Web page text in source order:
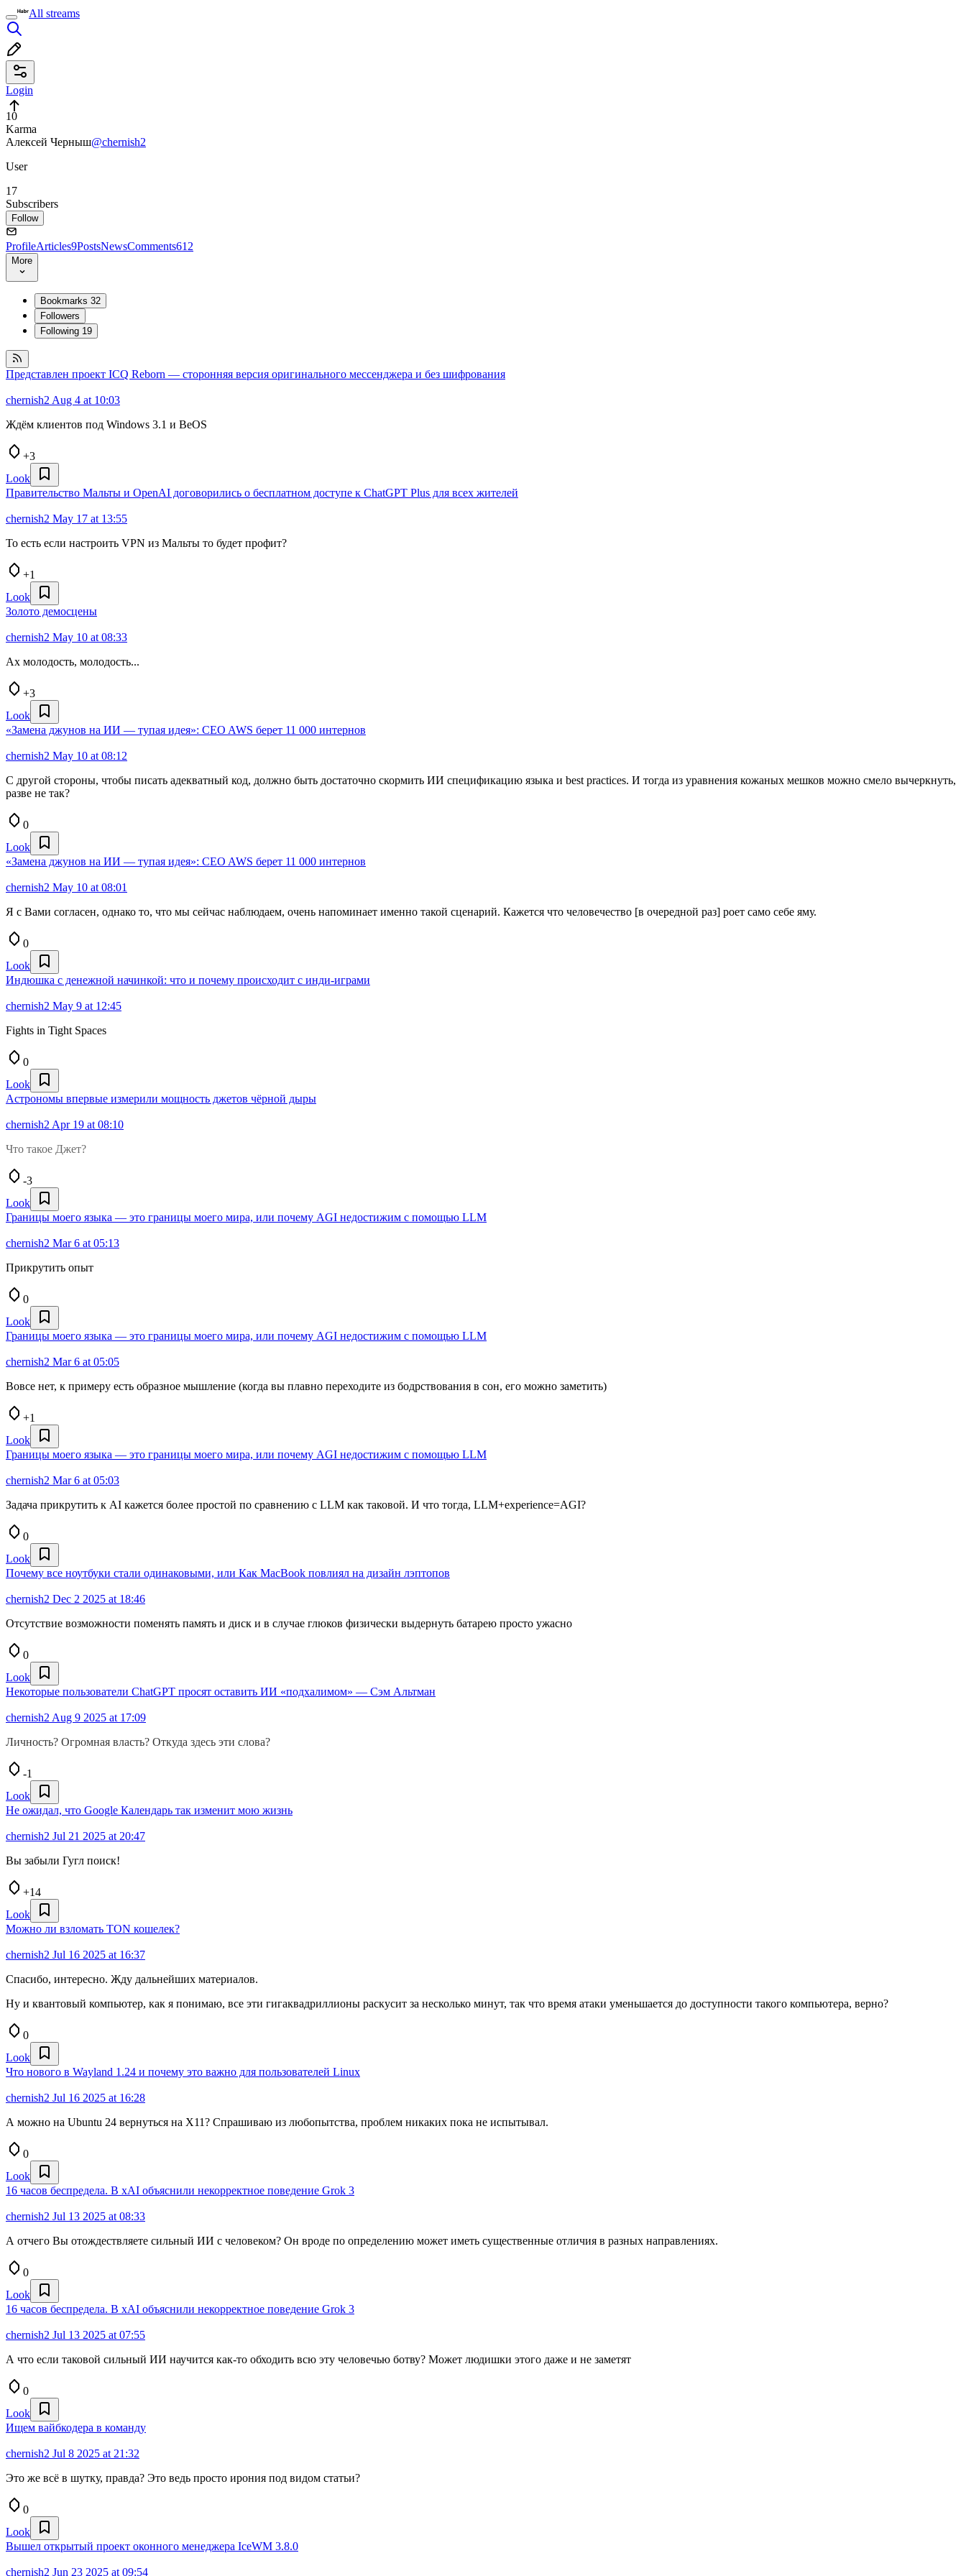
All streams
Login
10
Karma
Алексей Черныш@chernish2
User
17
Subscribers
Follow
ProfileArticles9PostsNewsComments612
More
Bookmarks 32
Followers
Following 19
Представлен проект ICQ Reborn — сторонняя версия оригинального мессенджера и без шифрования
chernish2 Aug 4 at 10:03
Ждём клиентов под Windows 3.1 и BeOS
+3
Look
Правительство Мальты и OpenAI договорились о бесплатном доступе к ChatGPT Plus для всех жителей
chernish2 May 17 at 13:55
То есть если настроить VPN из Мальты то будет профит?
+1
Look
Золото демосцены
chernish2 May 10 at 08:33
Ах молодость, молодость...
+3
Look
«Замена джунов на ИИ — тупая идея»: CEO AWS берет 11 000 интернов
chernish2 May 10 at 08:12
С другой стороны, чтобы писать адекватный код, должно быть достаточно скормить ИИ спецификацию языка и best practices. И тогда из уравнения кожаных мешков можно смело вычеркнуть,
разве не так?
0
Look
«Замена джунов на ИИ — тупая идея»: CEO AWS берет 11 000 интернов
chernish2 May 10 at 08:01
Я с Вами согласен, однако то, что мы сейчас наблюдаем, очень напоминает именно такой сценарий. Кажется что человечество [в очередной раз] роет само себе яму.
0
Look
Индюшка с денежной начинкой: что и почему происходит с инди-играми
chernish2 May 9 at 12:45
Fights in Tight Spaces
0
Look
Астрономы впервые измерили мощность джетов чёрной дыры
chernish2 Apr 19 at 08:10
Что такое Джет?
-3
Look
Границы моего языка — это границы моего мира, или почему AGI недостижим с помощью LLM
chernish2 Mar 6 at 05:13
Прикрутить опыт
0
Look
Границы моего языка — это границы моего мира, или почему AGI недостижим с помощью LLM
chernish2 Mar 6 at 05:05
Вовсе нет, к примеру есть образное мышление (когда вы плавно переходите из бодрствования в сон, его можно заметить)
+1
Look
Границы моего языка — это границы моего мира, или почему AGI недостижим с помощью LLM
chernish2 Mar 6 at 05:03
Задача прикрутить к AI кажется более простой по сравнению с LLM как таковой. И что тогда, LLM+experience=AGI?
0
Look
Почему все ноутбуки стали одинаковыми, или Как MacBook повлиял на дизайн лэптопов
chernish2 Dec 2 2025 at 18:46
Отсутствие возможности поменять память и диск и в случае глюков физически выдернуть батарею просто ужасно
0
Look
Некоторые пользователи ChatGPT просят оставить ИИ «подхалимом» — Сэм Альтман
chernish2 Aug 9 2025 at 17:09
Личность? Огромная власть? Откуда здесь эти слова?
-1
Look
Не ожидал, что Google Календарь так изменит мою жизнь
chernish2 Jul 21 2025 at 20:47
Вы забыли Гугл поиск!
+14
Look
Можно ли взломать TON кошелек?
chernish2 Jul 16 2025 at 16:37
Спасибо, интересно. Жду дальнейших материалов.
Ну и квантовый компьютер, как я понимаю, все эти гигаквадриллионы раскусит за несколько минут, так что время атаки уменьшается до доступности такого компьютера, верно?
0
Look
Что нового в Wayland 1.24 и почему это важно для пользователей Linux
chernish2 Jul 16 2025 at 16:28
А можно на Ubuntu 24 вернуться на X11? Спрашиваю из любопытства, проблем никаких пока не испытывал.
0
Look
16 часов беспредела. В xAI объяснили некорректное поведение Grok 3
chernish2 Jul 13 2025 at 08:33
А отчего Вы отождествляете сильный ИИ с человеком? Он вроде по определению может иметь существенные отличия в разных направлениях.
0
Look
16 часов беспредела. В xAI объяснили некорректное поведение Grok 3
chernish2 Jul 13 2025 at 07:55
А что если таковой сильный ИИ научится как-то обходить всю эту человечью ботву? Может людишки этого даже и не заметят
0
Look
Ищем вайбкодера в команду
chernish2 Jul 8 2025 at 21:32
Это же всё в шутку, правда? Это ведь просто ирония под видом статьи?
0
Look
Вышел открытый проект оконного менеджера IceWM 3.8.0
chernish2 Jun 23 2025 at 09:54